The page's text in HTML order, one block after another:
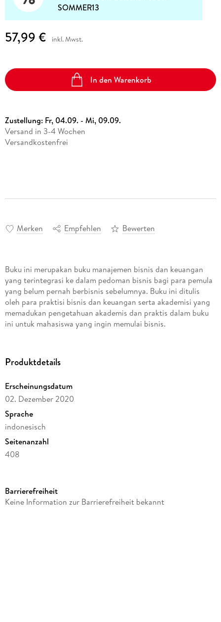
SOMMER13
57,99 € inkl. Mwst.
In den Warenkorb
Zustellung: Fr, 04.09. - Mi, 09.09.
Versand in 3-4 Wochen
Versandkostenfrei
Merken Empfehlen Bewerten
Buku ini merupakan buku manajemen bisnis dan keuangan
yang terintegrasi ke dalam pedoman bisnis bagi para pemula
yang belum pernah berbisnis sebelumnya. Buku ini ditulis
oleh para praktisi bisnis dan keuangan serta akademisi yang
memadukan pengetahuan akademis dan praktis dalam buku
ini untuk mahasiswa yang ingin memulai bisnis.
Produktdetails
Erscheinungsdatum
02. Dezember 2020
Sprache
indonesisch
Seitenanzahl
408
Verlag/Hersteller
Barrierefreiheit
Keine Information zur Barrierefreiheit bekannt